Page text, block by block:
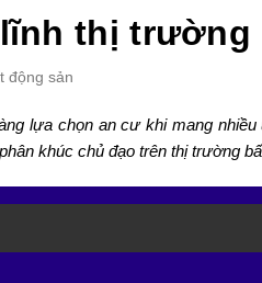
thị trường
động sản
lựa chọn an cư khi mang
khúc chủ đạo trên thị trường